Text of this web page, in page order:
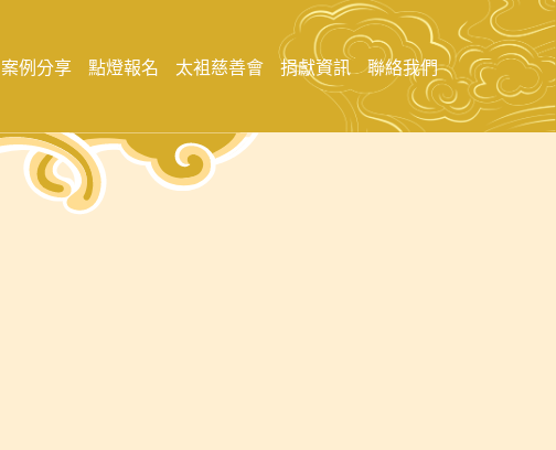
案例分享 點燈報名 太袓慈善會 捐獻資訊 聯絡我們